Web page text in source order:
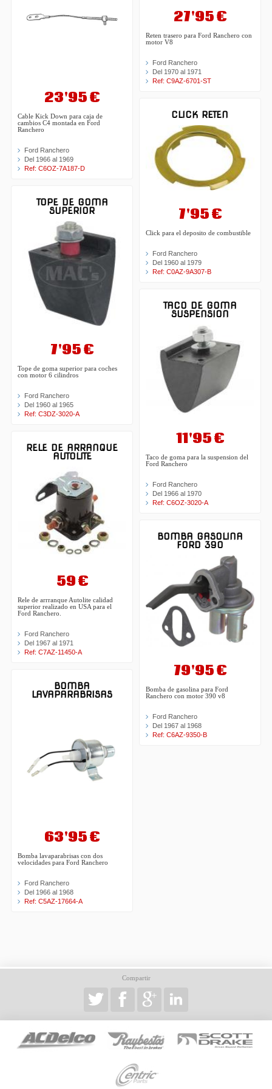
23'95 €
Cable Kick Down para caja de
cambios C4 montada en Ford
Ranchero
Ford Ranchero
Del 1966 al 1969
Ref: C6OZ-7A187-D
TOPE DE GOMA
SUPERIOR
7'95 €
Tope de goma superior para coches
con motor 6 cilindros
Ford Ranchero
Del 1960 al 1965
Ref: C3DZ-3020-A
RELE DE ARRANQUE
AUTOLITE
59 €
Rele de arrranque Autolite calidad
superior realizado en USA para el
Ford Ranchero.
Ford Ranchero
Del 1967 al 1971
Ref: C7AZ-11450-A
BOMBA
LAVAPARABRISAS
63'95 €
Bomba lavaparabrisas con dos
velocidades para Ford Ranchero
Ford Ranchero
Del 1966 al 1968
Ref: C5AZ-17664-A
27'95 €
Reten trasero para Ford Ranchero con
motor V8
Ford Ranchero
Del 1970 al 1971
Ref: C9AZ-6701-ST
CLICK RETEN
7'95 €
Click para el deposito de combustible
Ford Ranchero
Del 1960 al 1979
Ref: C0AZ-9A307-B
TACO DE GOMA
SUSPENSION
11'95 €
Taco de goma para la suspension del
Ford Ranchero
Ford Ranchero
Del 1966 al 1970
Ref: C6OZ-3020-A
BOMBA GASOLINA
FORD 390
79'95 €
Bomba de gasolina para Ford
Ranchero con motor 390 v8
Ford Ranchero
Del 1967 al 1968
Ref: C6AZ-9350-B
Compartir